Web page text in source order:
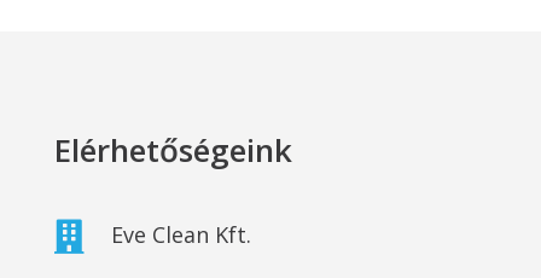
Elérhetőségeink
 Eve Clean Kft.